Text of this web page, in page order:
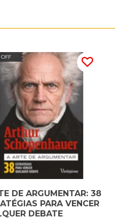
OFF
DE ARGUMENTAR: 38
PARA VENCER
DEBATE